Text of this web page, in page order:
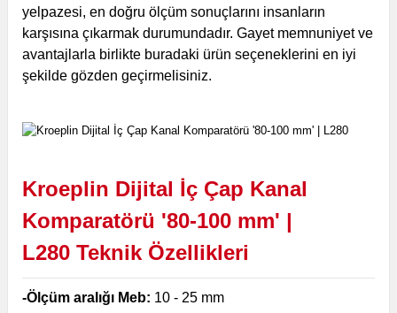
yelpazesi, en doğru ölçüm sonuçlarını insanların
karşısına çıkarmak durumundadır. Gayet memnuniyet ve
avantajlarla birlikte buradaki ürün seçeneklerini en iyi
şekilde gözden geçirmelisiniz.
Kroeplin Dijital İç Çap Kanal
Komparatörü '80-100 mm' |
L280 Teknik Özellikleri
-Ölçüm aralığı Meb: 10 - 25 mm